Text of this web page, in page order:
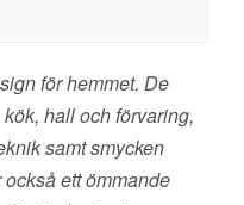
för hemmet. De
hall och förvaring,
samt smycken
ett ömmande